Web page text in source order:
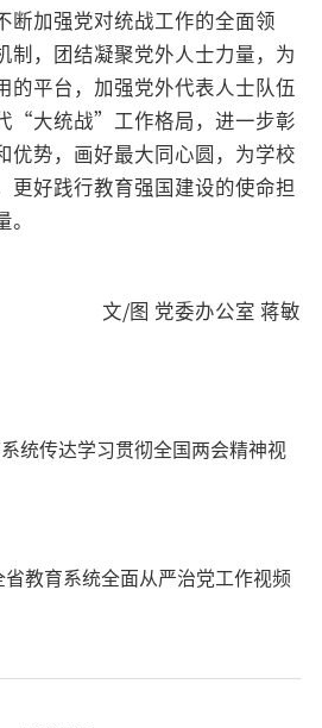
断加强党对统战工作的全面领
制，团结凝聚党外人士力量，为
的平台，加强党外代表人士队伍
“大统战”工作格局，进一步彰
优势，画好最大同心圆，为学校
更好践行教育强国建设的使命担
。
文/图 党委办公室 蒋敏
统传达学习贯彻全国两会精神视
教育系统全面从严治党工作视频